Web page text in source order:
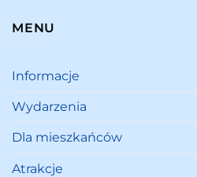
MENU
Informacje
Wydarzenia
Dla mieszkańców
Atrakcje